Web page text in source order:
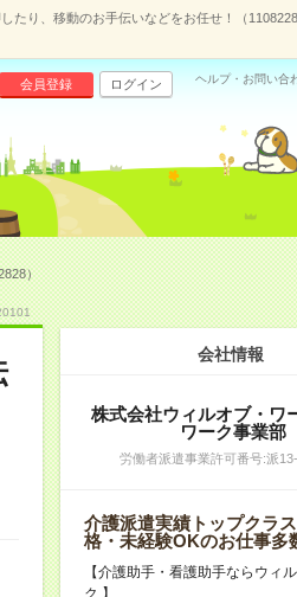
たり、移動のお手伝いなどをお任せ！（
会員登録 ログイン ヘルプ・お問い合
）
会社情報
株式会社ウィルオブ・
ワーク事業部
労働者派遣事業許可番号:派
介護派遣実績トップクラ
格・未経験OKのお仕事多
【介護助手・看護助手ならウィ
ク 】